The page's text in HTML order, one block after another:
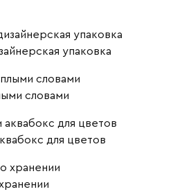
упаковка
словами
для цветов